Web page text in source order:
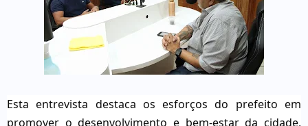
Esta entrevista destaca os esforços do prefeito em
promover o desenvolvimento e bem-estar da cidade,